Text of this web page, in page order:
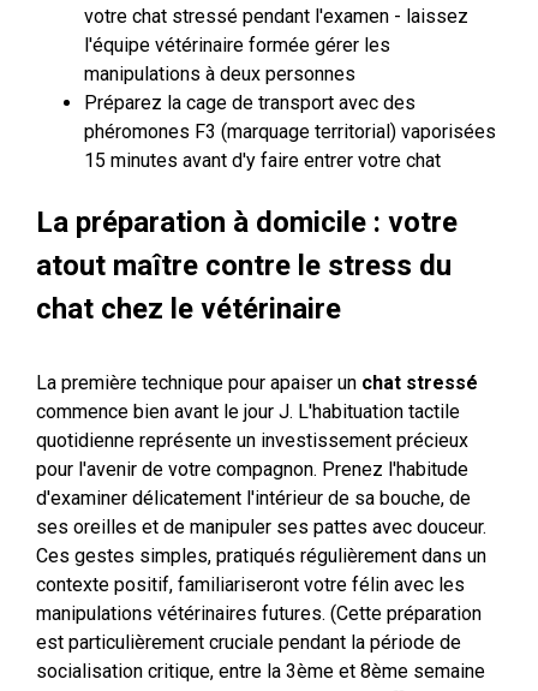
votre chat stressé pendant l'examen - laissez
l'équipe vétérinaire formée gérer les
manipulations à deux personnes
Préparez la cage de transport avec des
phéromones F3 (marquage territorial) vaporisées
15 minutes avant d'y faire entrer votre chat
La préparation à domicile : votre
atout maître contre le stress du
chat chez le vétérinaire
La première technique pour apaiser un chat stressé
commence bien avant le jour J. L'habituation tactile
quotidienne représente un investissement précieux
pour l'avenir de votre compagnon. Prenez l'habitude
d'examiner délicatement l'intérieur de sa bouche, de
ses oreilles et de manipuler ses pattes avec douceur.
Ces gestes simples, pratiqués régulièrement dans un
contexte positif, familiariseront votre félin avec les
manipulations vétérinaires futures. (Cette préparation
est particulièrement cruciale pendant la période de
socialisation critique, entre la 3ème et 8ème semaine